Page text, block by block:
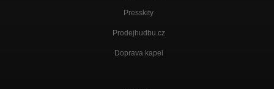
Presskity
Prodejhudbu.cz
Doprava kapel